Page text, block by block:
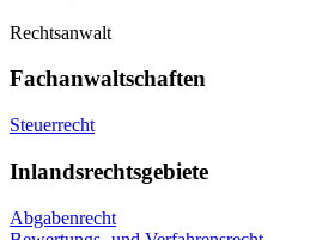
Rechtsanwalt
Fachanwaltschaften
Steuerrecht
Inlandsrechtsgebiete
Abgabenrecht